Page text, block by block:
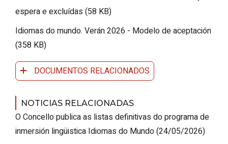
espera e excluídas (58 KB)
Idiomas do mundo. Verán 2026 - Modelo de aceptación
(358 KB)
DOCUMENTOS RELACIONADOS
NOTICIAS RELACIONADAS
O Concello publica as listas definitivas do programa de
inmersión lingüistica Idiomas do Mundo(24/05/2026)